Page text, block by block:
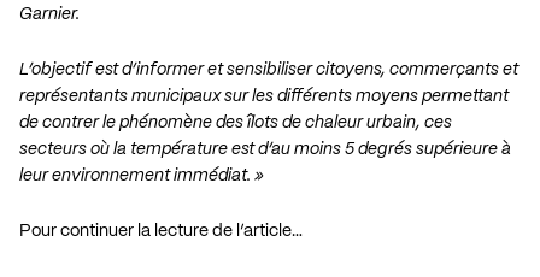
Garnier.
L’objectif est d’informer et sensibiliser citoyens, commerçants et
représentants municipaux sur les différents moyens permettant
de contrer le phénomène des îlots de chaleur urbain, ces
secteurs où la température est d’au moins 5 degrés supérieure à
leur environnement immédiat. »
Pour continuer la lecture de l’article…